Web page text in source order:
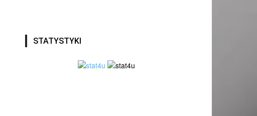
STATYSTYKI